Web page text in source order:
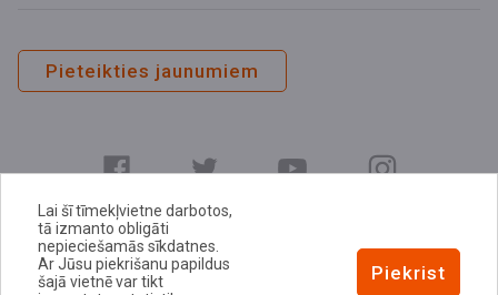
Pieteikties jaunumiem
E-adrese
Lai šī tīmekļvietne darbotos,
tā izmanto obligāti
nepieciešamās sīkdatnes.
Ar Jūsu piekrišanu papildus
šajā vietnē var tikt
Piekrist